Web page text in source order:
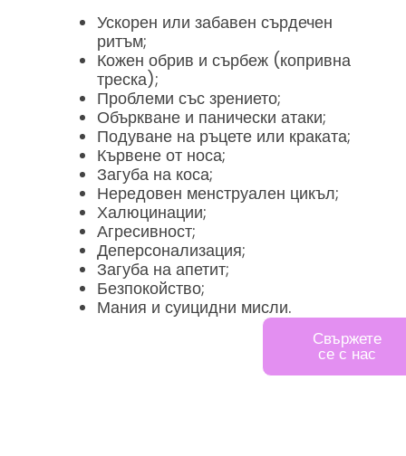
Ускорен или забавен сърдечен
ритъм;
Кожен обрив и сърбеж (копривна
треска);
Проблеми със зрението;
Объркване и панически атаки;
Подуване на ръцете или краката;
Кървене от носа;
Загуба на коса;
Нередовен менструален цикъл;
Халюцинации;
Агресивност;
Деперсонализация;
Загуба на апетит;
Безпокойство;
Мания и суицидни мисли.
Свържете
се с нас